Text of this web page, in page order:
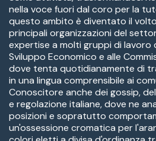
nella voce fuori dal coro per la
questo ambito è diventato il
principali organizzazioni del
expertise a molti gruppi di lavoro
Sviluppo Economico e alle
dove tenta quotidianamente di
in una lingua comprensibile ai
Conoscitore anche dei gossip,
e regolazione italiane, dove ne
posizioni e sopratutto
un'ossessione cromatica per